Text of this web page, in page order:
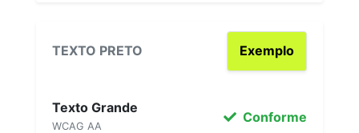
TEXTO PRETO Exemplo
Texto Grande
WCAG AA
Conforme